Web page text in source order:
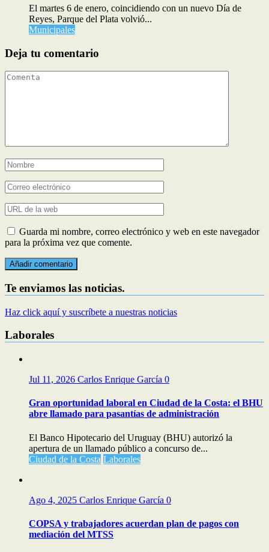
El martes 6 de enero, coincidiendo con un nuevo Día de
Reyes, Parque del Plata volvió...
Municipales
Deja tu comentario
Guarda mi nombre, correo electrónico y web en este navegador
para la próxima vez que comente.
Te enviamos las noticias.
Haz click aquí y suscríbete a nuestras noticias
Laborales
Jul 11, 2026 Carlos Enrique García 0
Gran oportunidad laboral en Ciudad de la Costa: el BHU
abre llamado para pasantías de administración
El Banco Hipotecario del Uruguay (BHU) autorizó la
apertura de un llamado público a concurso de...
Ciudad de la Costa Laborales
Ago 4, 2025 Carlos Enrique García 0
COPSA y trabajadores acuerdan plan de pagos con
mediación del MTSS